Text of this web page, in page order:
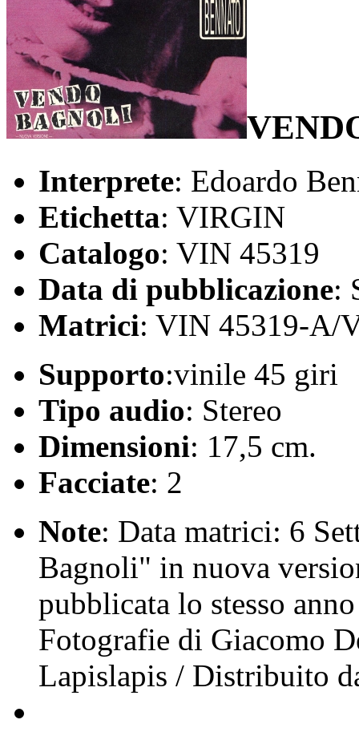
Interprete: Edoardo
Etichetta: VIRGIN
Catalogo: VIN 45319
Data di pubblicazione:
Matrici: VIN 45319-A/
Supporto:vinile 45 giri
Tipo audio: Stereo
Dimensioni: 17,5 cm.
Facciate: 2
Note: Data matrici: 6
Bagnoli" in nuova
pubblicata lo stesso
Fotografie di Giacomo
Lapislapis / Distribuito